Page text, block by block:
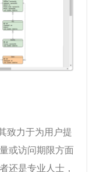
致力于为用户提
或访问期限方面
还是专业人士，